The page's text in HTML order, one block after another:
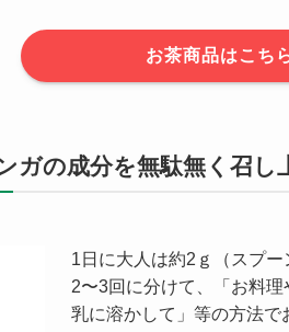
お茶商品はこち
の成分を無駄無く召し
1日に大人は約2ｇ（スプ
2〜3回に分けて、「お料
乳に溶かして」等の方法で